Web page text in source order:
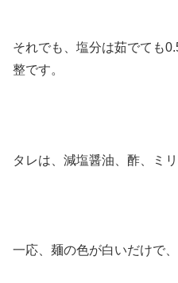
それでも、塩分は茹でても
整です。
タレは、減塩醤油、酢、ミ
一応、麺の色が白いだけで